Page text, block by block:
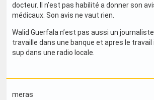
docteur. Il n’est pas habilité a donner son
médicaux. Son avis ne vaut rien.
Walid Guerfala n’est pas aussi un
travaille dans une banque et apres le
sup dans une radio locale.
meras